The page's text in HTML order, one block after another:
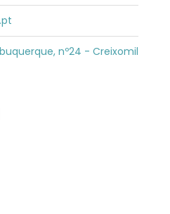
nº24 - Creixomil